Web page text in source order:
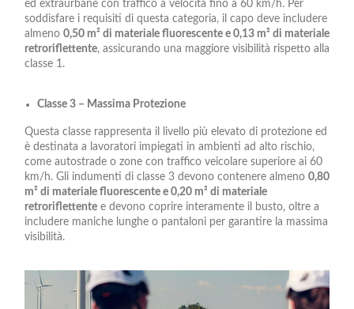
ed extraurbane con traffico a velocità fino a 60 km/h. Per
soddisfare i requisiti di questa categoria, il capo deve includere
almeno 0,50 m² di materiale fluorescente e 0,13 m² di materiale
retroriflettente, assicurando una maggiore visibilità rispetto alla
classe 1.
Classe 3 – Massima Protezione
Questa classe rappresenta il livello più elevato di protezione ed
è destinata a lavoratori impiegati in ambienti ad alto rischio,
come autostrade o zone con traffico veicolare superiore ai 60
km/h. Gli indumenti di classe 3 devono contenere almeno 0,80
m² di materiale fluorescente e 0,20 m² di materiale
retroriflettente e devono coprire interamente il busto, oltre a
includere maniche lunghe o pantaloni per garantire la massima
visibilità.